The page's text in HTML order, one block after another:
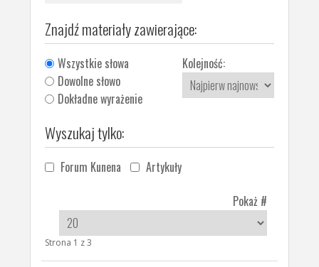
Znajdź materiały zawierające:
Wszystkie słowa
Dowolne słowo
Dokładne wyrażenie
Kolejność:
Wyszukaj tylko:
Forum Kunena
Artykuły
Pokaż #
Strona 1 z 3